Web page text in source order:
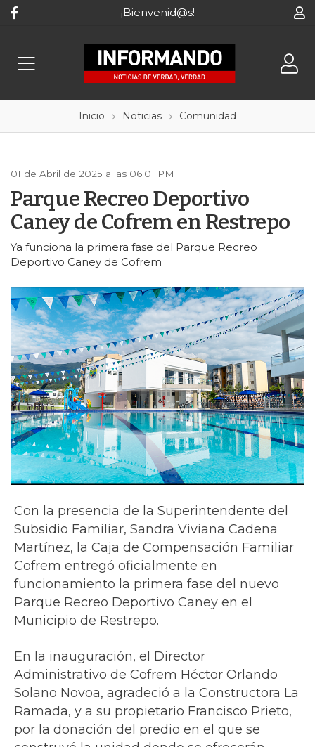
¡Bienvenid@s!
Inicio Noticias Comunidad
01 de Abril de 2025 a las 06:01 PM
Parque Recreo Deportivo
Caney de Cofrem en Restrepo
Ya funciona la primera fase del Parque Recreo
Deportivo Caney de Cofrem
Con la presencia de la Superintendente del
Subsidio Familiar, Sandra Viviana Cadena
Martínez, la Caja de Compensación Familiar
Cofrem entregó oficialmente en
funcionamiento la primera fase del nuevo
Parque Recreo Deportivo Caney en el
Municipio de Restrepo.
En la inauguración, el Director
Administrativo de Cofrem Héctor Orlando
Solano Novoa, agradeció a la Constructora La
Ramada, y a su propietario Francisco Prieto,
por la donación del predio en el que se